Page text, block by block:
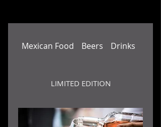
Mexican Food Beers Drinks
LIMITED EDITION